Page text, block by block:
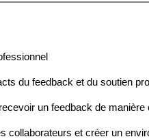
du feedback et du soutien
un feedback de manière
collaborateurs et créer un